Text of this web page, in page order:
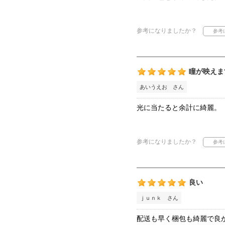
参考になりましたか？
瞳が映え
あいうえお さん
光に当たると余計に綺麗。
参考になりましたか？
良い
ｊｕｎｋ さん
配送も早く梱包も綺麗で良